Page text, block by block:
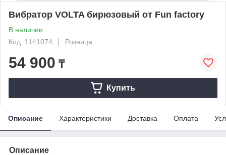
Вибратор VOLTA бирюзовый от Fun factory
В наличии
Код: 1141074
Розница
54 900 ₸
Купить
Описание Характеристики Доставка Оплата
Описание